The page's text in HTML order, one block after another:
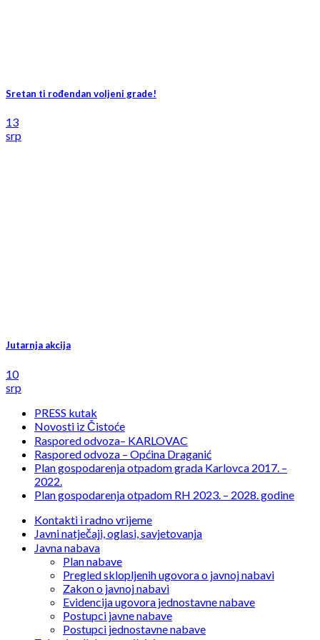
Sretan ti rođendan voljeni grade!
13
srp
Jutarnja akcija
10
srp
PRESS kutak
Novosti iz Čistoće
Raspored odvoza– KARLOVAC
Raspored odvoza – Općina Draganić
Plan gospodarenja otpadom grada Karlovca 2017. –
2022.
Plan gospodarenja otpadom RH 2023. – 2028. godine
Kontakti i radno vrijeme
Javni natječaji, oglasi, savjetovanja
Javna nabava
Plan nabave
Pregled sklopljenih ugovora o javnoj nabavi
Zakon o javnoj nabavi
Evidencija ugovora jednostavne nabave
Postupci javne nabave
Postupci jednostavne nabave